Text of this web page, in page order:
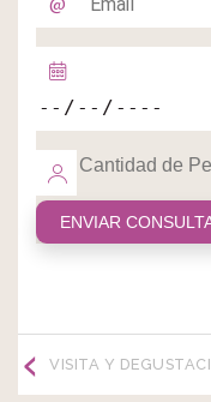
VISITA Y DEGUSTACIÓN CON QUESOS